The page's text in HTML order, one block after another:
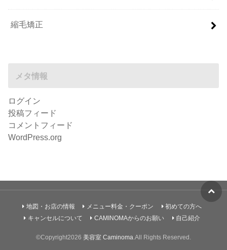
縮毛矯正
メタ情報
ログイン
投稿フィード
コメントフィード
WordPress.org
地図・お店の情報 メニュー料金・クーポン
初めての方へ
キャンセルについて
CAMINOMAからのお願い 自己紹介
©Copyright2026 美容室 Caminoma .All Rights Reserved.